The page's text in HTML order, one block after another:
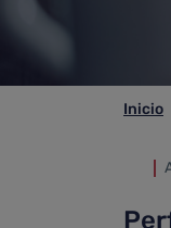
ir-a
Inicio